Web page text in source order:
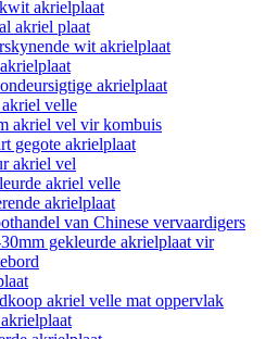
akrielplaat
akriel plaat
wit akrielplaat
akrielplaat
velle
akriel vel vir kombuis
gegote akrielplaat
akriel vel
akriel velle
akrielplaat
van Chinese vervaardigers
gekleurde akrielplaat vir
akriel velle mat oppervlak